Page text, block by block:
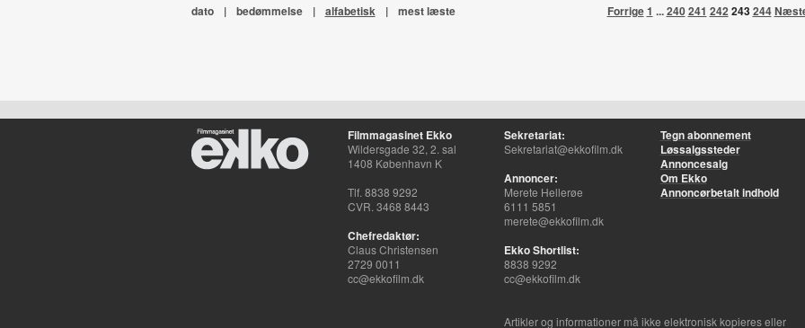
Forrige1 ...240241 242 243244
dato | bedømmelse | alfabetisk | mest læste
Filmmagasinet Ekko
Wildersgade 32, 2. sal
1408 København K
Tlf. 8838 9292
CVR. 3468 8443
Chefredaktør:
Claus Christensen
2729 0011
cc@ekkofilm.dk
Sekretariat:
Sekretariat@ekkofilm.dk
Annoncer:
Merete Hellerøe
6111 5851
merete@ekkofilm.dk
Ekko Shortlist:
8838 9292
cc@ekkofilm.dk
Tegn abonnement
Løssalgssteder
Annoncesalg
Om Ekko
Annoncørbetalt indhold
Artikler og informationer må ikke elektronisk kopieres eller